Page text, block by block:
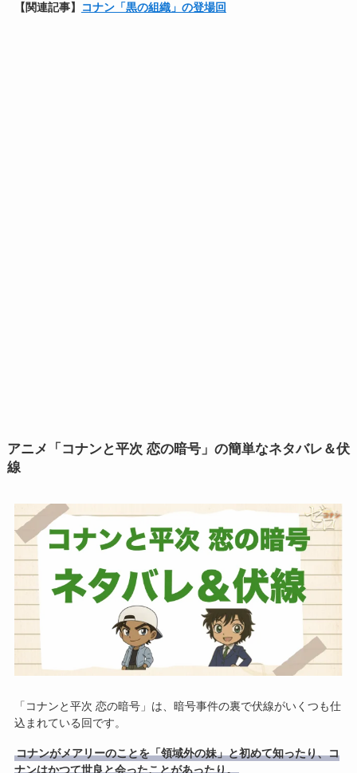
【 関連記事】 コナン「黒の組織」の登場回
アニメ「 コナンと平次 恋の暗号」の簡単なネタバレ＆伏
線
「コナンと平次 恋の暗号」は、暗号事件の裏で伏線がいくつも仕
込まれている回です。
コナンがメアリーのことを「領域外の妹」と初めて知ったり、コ
ナンはかつて世良と会ったことがあったり。